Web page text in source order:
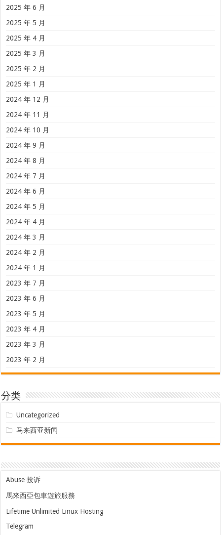
2025 年 6 月
2025 年 5 月
2025 年 4 月
2025 年 3 月
2025 年 2 月
2025 年 1 月
2024 年 12 月
2024 年 11 月
2024 年 10 月
2024 年 9 月
2024 年 8 月
2024 年 7 月
2024 年 6 月
2024 年 5 月
2024 年 4 月
2024 年 3 月
2024 年 2 月
2024 年 1 月
2023 年 7 月
2023 年 6 月
2023 年 5 月
2023 年 4 月
2023 年 3 月
2023 年 2 月
分类
Uncategorized
马来西亚新闻
Abuse 投诉
馬來西亞包車遊旅服務
Lifetime Unlimited Linux Hosting
Telegram